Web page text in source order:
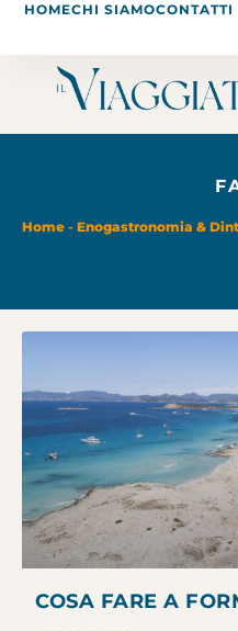
HOMECHI SIAMOCONTATTI
Home - Enogastronomia &
COSA FARE A